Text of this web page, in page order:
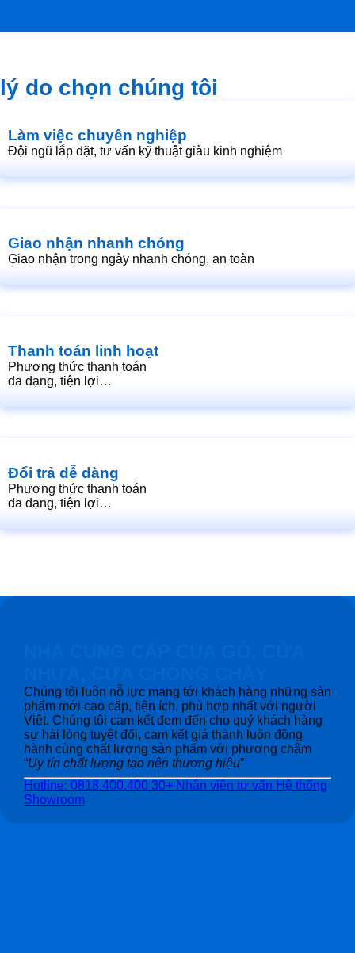
lý do chọn chúng tôi
Làm việc chuyên nghiệp
Đội ngũ lắp đặt, tư vấn kỹ thuật giàu kinh nghiệm
Giao nhận nhanh chóng
Giao nhận trong ngày nhanh chóng, an toàn
Thanh toán linh hoạt
Phương thức thanh toán
đa dạng, tiện lợi…
Đổi trả dễ dàng
Phương thức thanh toán
đa dạng, tiện lợi…
Chúng tôi luôn nỗ lực mang tới khách hàng những sản
phẩm mới cao cấp, tiện ích, phù hợp nhất với người
Việt. Chúng tôi cam kết đem đến cho quý khách hàng
sự hài lòng tuyệt đối, cam kết giá thành luôn đồng
hành cùng chất lượng sản phẩm với phương châm
“Uy tín chất lượng tạo nên thương hiệu”
Hotline: 0818.400.400 30+ Nhân viên tư vấn Hệ thống
Showroom